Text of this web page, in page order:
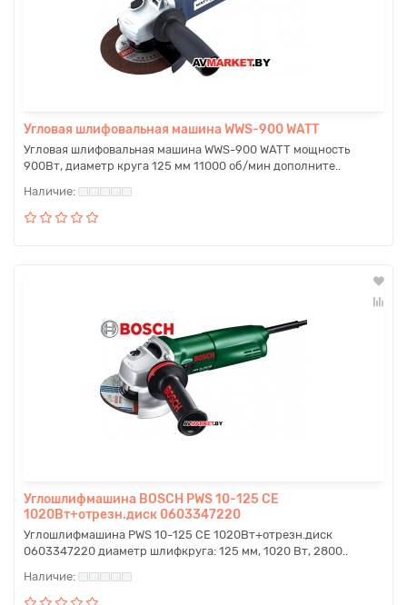
Угловая шлифовальная машина WWS-900 WATT
Угловая шлифовальная машина WWS-900 WATT мощность
900Вт, диаметр круга 125 мм 11000 об/мин дополните..
Углошлифмашина BOSCH PWS 10-125 CE
1020Вт+отрезн.диск 0603347220
Углошлифмашина PWS 10-125 CE 1020Вт+отрезн.диск
0603347220 диаметр шлифкруга: 125 мм, 1020 Вт, 2800..